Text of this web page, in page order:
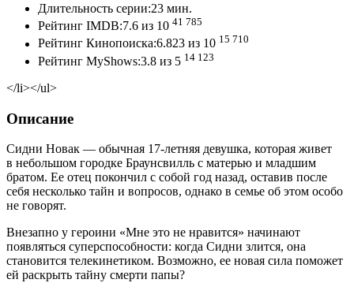
Длительность серии:23 мин.
Рейтинг IMDB:7.6 из 10 41 785
Рейтинг Кинопоиска:6.823 из 10 15 710
Рейтинг MyShows:3.8 из 5 14 123
</li></ul>
Описание
Сидни Новак — обычная 17-летняя девушка, которая живет
в небольшом городке Браунсвилль с матерью и младшим
братом. Ее отец покончил с собой год назад, оставив после
себя несколько тайн и вопросов, однако в семье об этом особо
не говорят.
Внезапно у героини «Мне это не нравится» начинают
появляться суперспособности: когда Сидни злится, она
становится телекинетиком. Возможно, ее новая сила поможет
ей раскрыть тайну смерти папы?